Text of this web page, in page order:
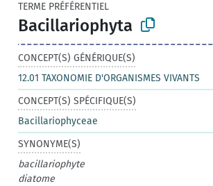
TERME PRÉFÉRENTIEL
Bacillariophyta
CONCEPT(S) GÉNÉRIQUE(S)
12.01 TAXONOMIE D'ORGANISMES VIVANTS
CONCEPT(S) SPÉCIFIQUE(S)
Bacillariophyceae
SYNONYME(S)
bacillariophyte
diatome